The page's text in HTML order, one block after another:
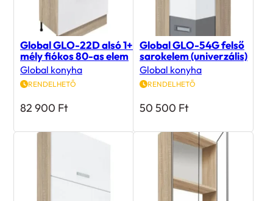
Global GLO-22D alsó 1+2
mély fiókos 80-as elem
Global konyha
RENDELHETŐ
82 900 Ft
Global GLO-54G felső
sarokelem (univerzális)
Global konyha
RENDELHETŐ
50 500 Ft